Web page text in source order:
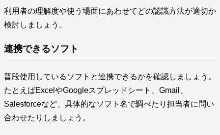
利用者の理解度や使う場面にあわせてどの認識方法が適切か
検討しましょう。
連携できるソフト
普段使用しているソフトと連携できるかを確認しましょう。
たとえばExcelやGoogleスプレッドシート、Gmail、
Salesforceなど、具体的なソフト名で調べたり担当者に問い
合わせたりしましょう。